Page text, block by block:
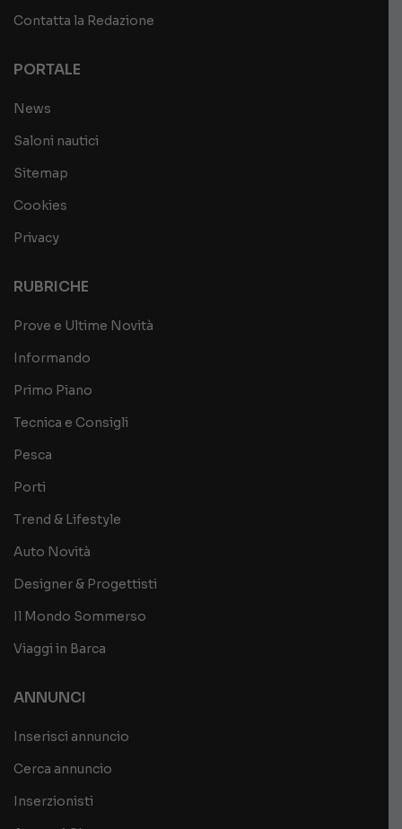
Contatta la Redazione
PORTALE
News
Saloni nautici
Sitemap
Cookies
Privacy
RUBRICHE
Prove e Ultime Novità
Informando
Primo Piano
Tecnica e Consigli
Pesca
Porti
Trend & Lifestyle
Auto Novità
Designer & Progettisti
Il Mondo Sommerso
Viaggi in Barca
ANNUNCI
Inserisci annuncio
Cerca annuncio
Inserzionisti